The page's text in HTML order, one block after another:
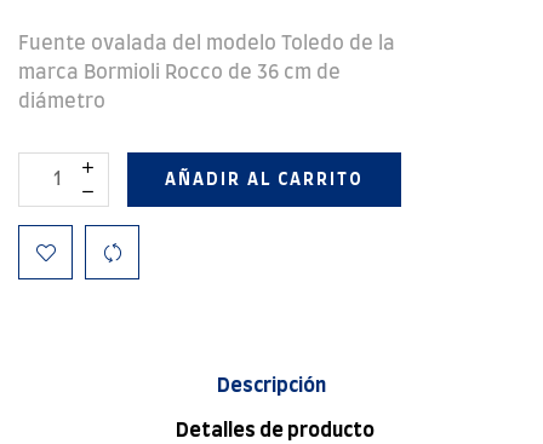
Fuente ovalada del modelo Toledo de la
marca Bormioli Rocco de 36 cm de
diámetro
AÑADIR AL CARRITO
Descripción
Detalles de producto